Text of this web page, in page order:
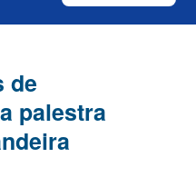
de
palestra